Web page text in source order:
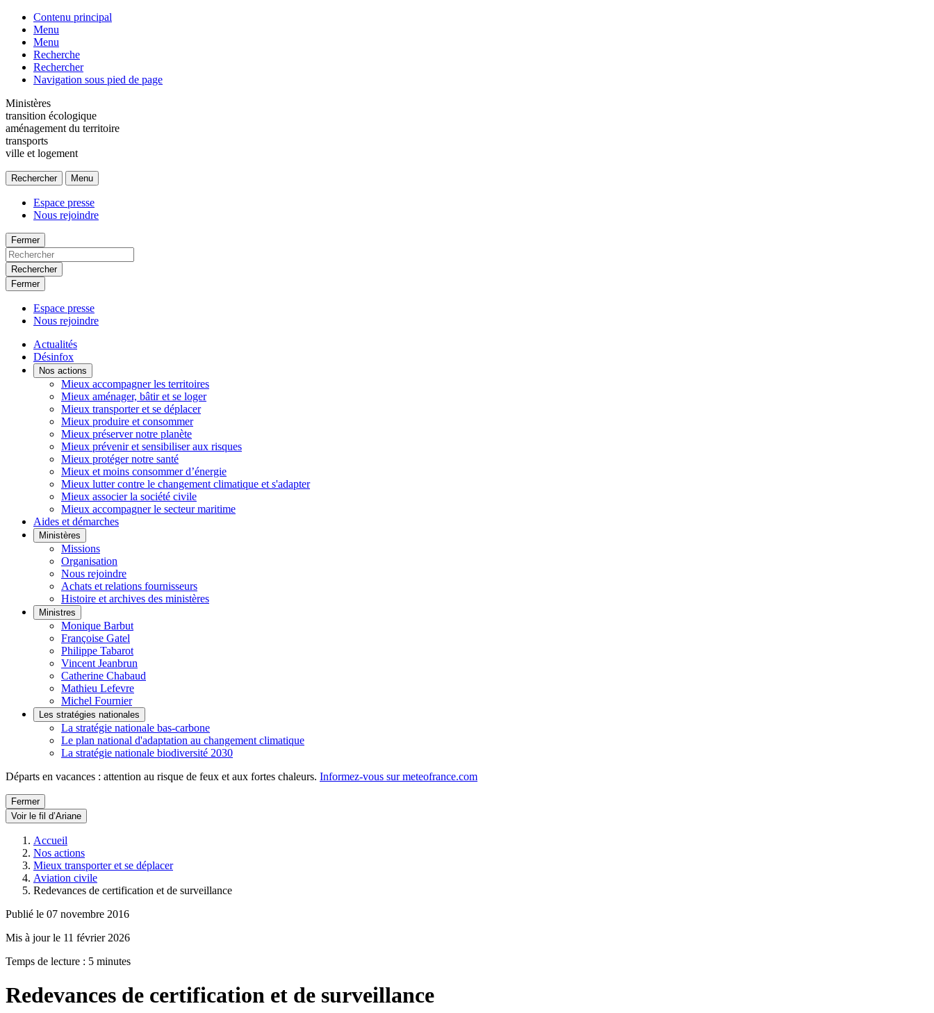
Contenu principal
Menu
Menu
Recherche
Rechercher
Navigation sous pied de page
Ministères
transition écologique
aménagement du territoire
transports
ville et logement
Rechercher Menu
Espace presse
Nous rejoindre
Fermer
Rechercher
Fermer
Espace presse
Nous rejoindre
Actualités
Désinfox
Nos actions
Mieux accompagner les territoires
Mieux aménager, bâtir et se loger
Mieux transporter et se déplacer
Mieux produire et consommer
Mieux préserver notre planète
Mieux prévenir et sensibiliser aux risques
Mieux protéger notre santé
Mieux et moins consommer d’énergie
Mieux lutter contre le changement climatique et s'adapter
Mieux associer la société civile
Mieux accompagner le secteur maritime
Aides et démarches
Ministères
Missions
Organisation
Nous rejoindre
Achats et relations fournisseurs
Histoire et archives des ministères
Ministres
Monique Barbut
Françoise Gatel
Philippe Tabarot
Vincent Jeanbrun
Catherine Chabaud
Mathieu Lefevre
Michel Fournier
Les stratégies nationales
La stratégie nationale bas-carbone
Le plan national d'adaptation au changement climatique
La stratégie nationale biodiversité 2030
Départs en vacances : attention au risque de feux et aux fortes chaleurs. Informez-vous sur meteofrance.com
Fermer
Voir le fil d’Ariane
Accueil
Nos actions
Mieux transporter et se déplacer
Aviation civile
Redevances de certification et de surveillance
Publié le 07 novembre 2016
Mis à jour le 11 février 2026
Temps de lecture : 5 minutes
Redevances de certification et de surveillance